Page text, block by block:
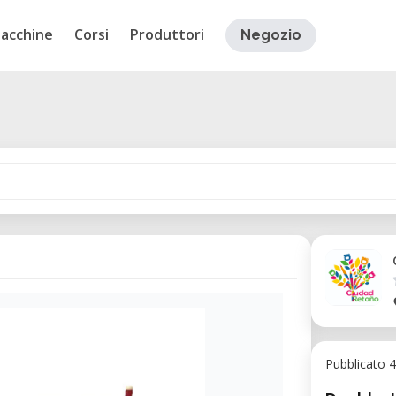
Corsi Produttori Negozio
Pubblicato